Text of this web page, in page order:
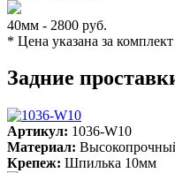
40мм - 2800 руб.
* Цена указана за
Задние
Артикул: 1036-W10
Материал:
Крепеж: Шпилька 10мм